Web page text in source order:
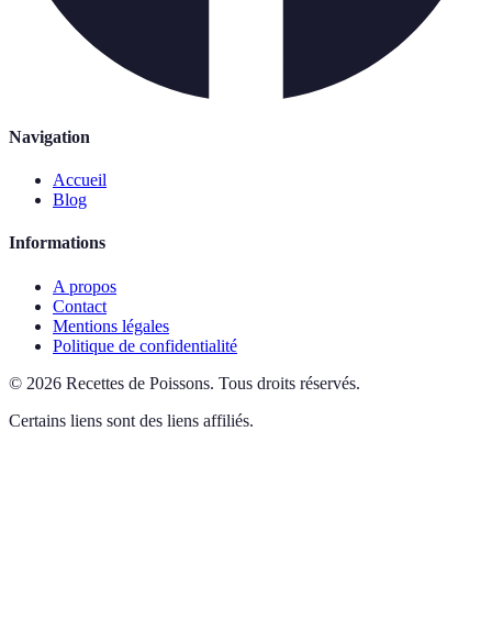
Navigation
Accueil
Blog
Informations
A propos
Contact
Mentions légales
Politique de confidentialité
© 2026 Recettes de Poissons. Tous droits réservés.
Certains liens sont des liens affiliés.